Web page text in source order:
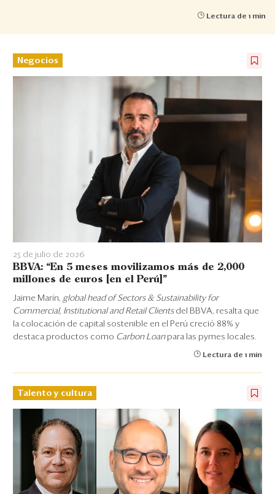
Lectura de 1 min
Negocios
25 de julio de 2026
BBVA: “En 5 meses movilizamos más de 2,000
millones de euros [en el Perú]”
Jaime Marín, global head of Sectors & Sustainability for
Commercial, Institutional and Retail Clients del BBVA, resalta que
la colocación de capital sostenible en el Perú creció 88% y
destaca productos como Carbon Loan para las pymes locales.
Lectura de 1 min
Talento y cultura